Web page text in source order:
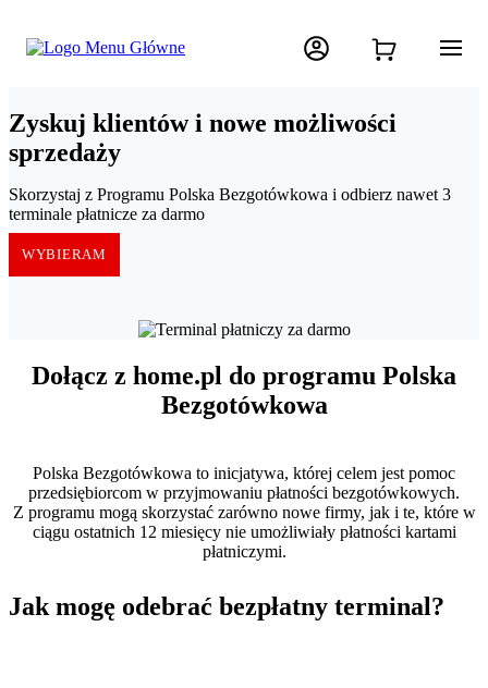
Zyskuj klientów i nowe możliwości
sprzedaży
Skorzystaj z Programu Polska Bezgotówkowa i odbierz nawet 3
terminale płatnicze za darmo
WYBIERAM
Dołącz z home.pl do programu Polska
Bezgotówkowa
Polska Bezgotówkowa to inicjatywa, której celem jest pomoc
przedsiębiorcom w przyjmowaniu płatności bezgotówkowych.
Z programu mogą skorzystać zarówno nowe firmy, jak i te, które w
ciągu ostatnich 12 miesięcy nie umożliwiały płatności kartami
płatniczymi.
Jak mogę odebrać bezpłatny terminal?